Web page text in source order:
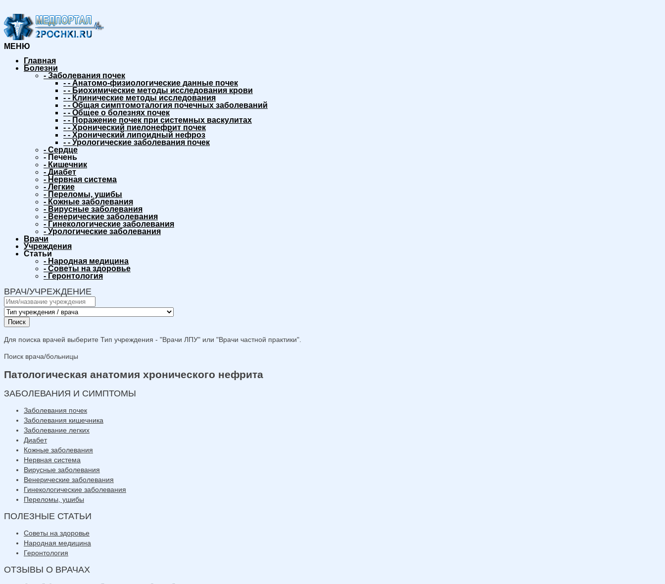
МЕНЮ
Главная
Болезни
- Заболевания почек
- - Анатомо-физиологические данные почек
- - Биохимические методы исследования крови
- - Клинические методы исследования
- - Общая симптомоталогия почечных заболеваний
- - Общее о болезнях почек
- - Поражение почек при системных васкулитах
- - Хронический пиелонефрит почек
- - Хронический липоидный нефроз
- - Урологические заболевания почек
- Сердце
- Печень
- Кишечник
- Диабет
- Нервная система
- Легкие
- Переломы, ушибы
- Кожные заболевания
- Вирусные заболевания
- Венерические заболевания
- Гинекологические заболевания
- Урологические заболевания
Врачи
Учреждения
Статьи
- Народная медицина
- Советы на здоровье
- Геронтология
ВРАЧ/УЧРЕЖДЕНИЕ
Поиск
Для поиска врачей выберите Тип учреждения - "Врачи ЛПУ" или "Врачи частной практики".
Поиск врача/больницы
Патологическая анатомия хронического нефрита
ЗАБОЛЕВАНИЯ И СИМПТОМЫ
Заболевания почек
Заболевания кишечника
Заболевание легких
Диабет
Кожные заболевания
Нервная система
Вирусные заболевания
Венерические заболевания
Гинекологические заболевания
Переломы, ушибы
ПОЛЕЗНЫЕ СТАТЬИ
Советы на здоровье
Народная медицина
Геронтология
ОТЗЫВЫ О ВРАЧАХ